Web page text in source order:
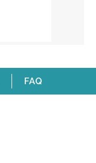
FAQ